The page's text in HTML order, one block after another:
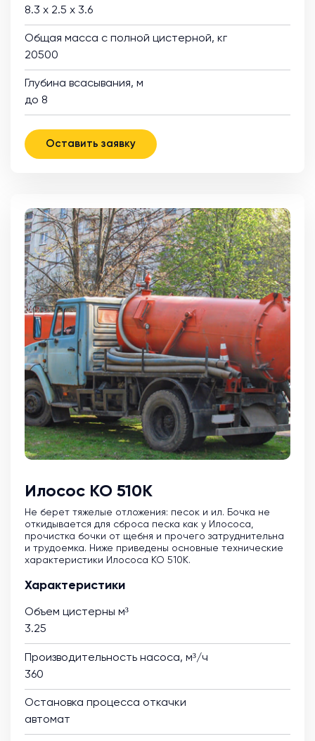
8.3 х 2.5 х 3.6
Общая масса с полной цистерной, кг
20500
Глубина всасывания, м
до 8
Оставить заявку
Илосос КО 510К
Не берет тяжелые отложения: песок и ил. Бочка не
откидывается для сброса песка как у Илососа,
прочистка бочки от щебня и прочего затруднительна
и трудоемка. Ниже приведены основные технические
характеристики Илососа КО 510К.
Характеристики
Объем цистерны м³
3.25
Производительность насоса, м³/ч
360
Остановка процесса откачки
автомат